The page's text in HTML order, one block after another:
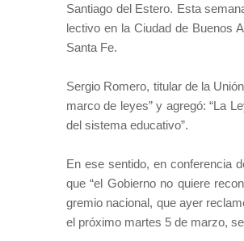
Santiago del Estero. Esta
lectivo en la Ciudad de Buenos
Santa Fe.
Sergio Romero, titular de la
marco de leyes” y agregó: “La
del sistema educativo”.
En ese sentido, en conferencia
que “el Gobierno no quiere
gremio nacional, que ayer
el próximo martes 5 de marzo,